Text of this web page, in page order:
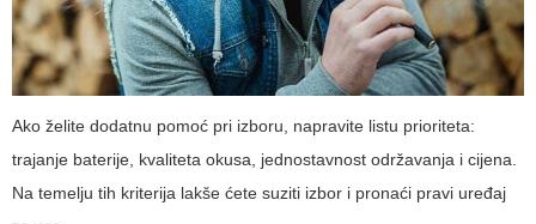
Ako želite dodatnu pomoć pri izboru, napravite listu prioriteta:
trajanje baterije, kvaliteta okusa, jednostavnost održavanja i cijena.
Na temelju tih kriterija lakše ćete suziti izbor i pronaći pravi uređaj